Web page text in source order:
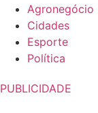
Agronegócio
Cidades
Esporte
Política
PUBLICIDADE